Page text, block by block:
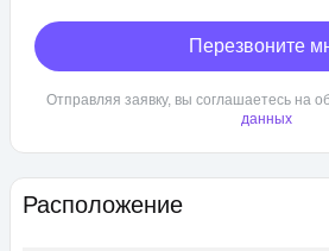
Расположение
Перезвоните
Отправляя заявку, вы соглашаетесь на
данных